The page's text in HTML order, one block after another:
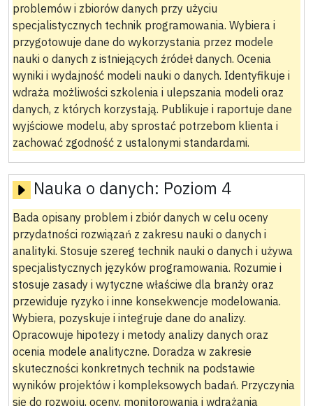
problemów i zbiorów danych przy użyciu
specjalistycznych technik programowania. Wybiera i
przygotowuje dane do wykorzystania przez modele
nauki o danych z istniejących źródeł danych. Ocenia
wyniki i wydajność modeli nauki o danych. Identyfikuje i
wdraża możliwości szkolenia i ulepszania modeli oraz
danych, z których korzystają. Publikuje i raportuje dane
wyjściowe modelu, aby sprostać potrzebom klienta i
zachować zgodność z ustalonymi standardami.
Nauka o danych: Poziom 4
Bada opisany problem i zbiór danych w celu oceny
przydatności rozwiązań z zakresu nauki o danych i
analityki. Stosuje szereg technik nauki o danych i używa
specjalistycznych języków programowania. Rozumie i
stosuje zasady i wytyczne właściwe dla branży oraz
przewiduje ryzyko i inne konsekwencje modelowania.
Wybiera, pozyskuje i integruje dane do analizy.
Opracowuje hipotezy i metody analizy danych oraz
ocenia modele analityczne. Doradza w zakresie
skuteczności konkretnych technik na podstawie
wyników projektów i kompleksowych badań. Przyczynia
się do rozwoju, oceny, monitorowania i wdrażania